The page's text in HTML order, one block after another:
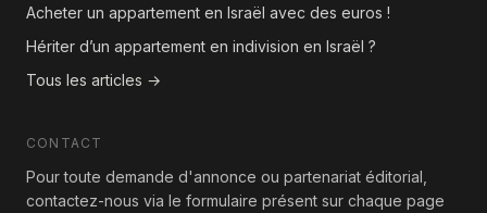
Acheter un appartement en Israël avec des euros !
Hériter d’un appartement en indivision en Israël ?
Tous les articles →
CONTACT
Pour toute demande d'annonce ou partenariat éditorial,
contactez-nous via le formulaire présent sur chaque page